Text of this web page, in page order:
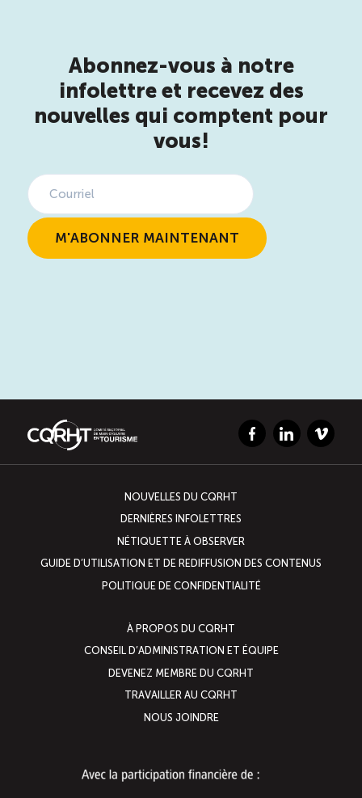
Abonnez-vous à notre
infolettre et recevez des
nouvelles qui comptent pour
vous!
FacebookLinkedInVimeo
NOUVELLES DU CQRHT
DERNIÈRES INFOLETTRES
NÉTIQUETTE À OBSERVER
GUIDE D’UTILISATION ET DE REDIFFUSION DES CONTENUS
POLITIQUE DE CONFIDENTIALITÉ
À PROPOS DU CQRHT
CONSEIL D’ADMINISTRATION ET ÉQUIPE
DEVENEZ MEMBRE DU CQRHT
TRAVAILLER AU CQRHT
NOUS JOINDRE